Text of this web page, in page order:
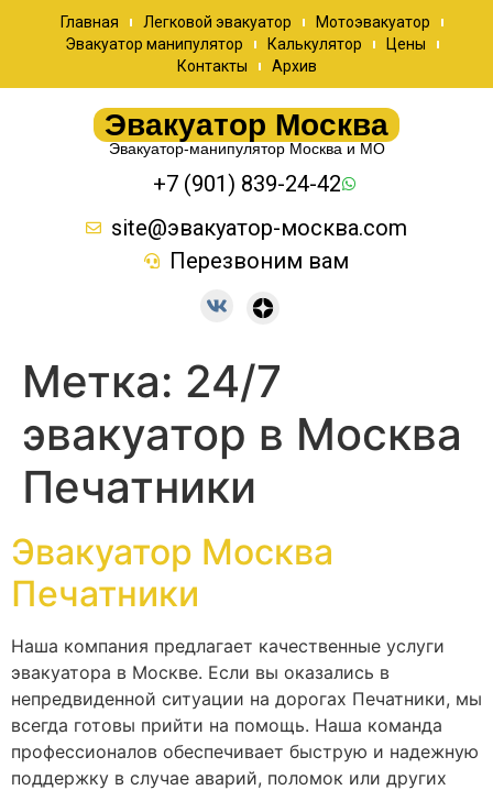
Главная Легковой эвакуатор
Мотоэвакуатор
Эвакуатор манипулятор
Калькулятор
Цены
Контакты
Архив
Эвакуатор Москва
Эвакуатор-манипулятор Москва и МО
+7 (901) 839-24-42
site@эвакуатор-москва.com
Перезвоним вам
Метка: 24/7
эвакуатор в Москва
Печатники
Эвакуатор Москва
Печатники
Наша компания предлагает качественные услуги
эвакуатора в Москве. Если вы оказались в
непредвиденной ситуации на дорогах Печатники, мы
всегда готовы прийти на помощь. Наша команда
профессионалов обеспечивает быструю и надежную
поддержку в случае аварий, поломок или других